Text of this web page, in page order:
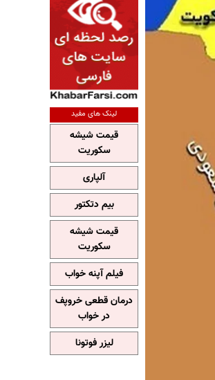
لینک های مفید
قیمت شیشه
سکوریت
آلپاری
بیم دتکتور
قیمت شیشه
سکوریت
فیلم آپنه خواب
درمان قطعی خروپف
در خواب
لیزر فوتونا